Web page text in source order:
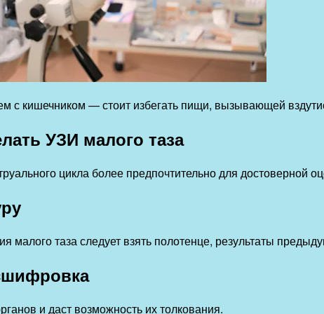
с кишечником — стоит избегать пищи, вызывающей
УЗИ малого таза
цикла более предпочтительно для достоверной
малого таза следует взять полотенце, результаты
и даст возможность их толкования.